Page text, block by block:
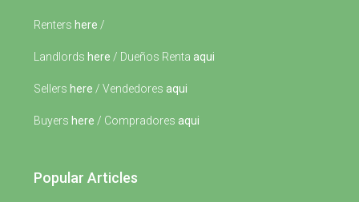
Renters here /
Landlords here / Dueños Renta aqui
Sellers here / Vendedores aqui
Buyers here / Compradores aqui
Popular Articles